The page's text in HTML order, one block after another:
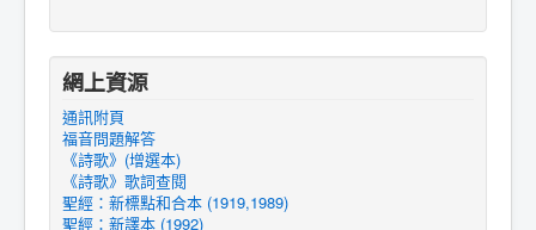
網上資源
通訊附頁
福音問題解答
《詩歌》(增選本)
《詩歌》歌詞查閱
聖經：新標點和合本 (1919,1989)
聖經：新譯本 (1992)